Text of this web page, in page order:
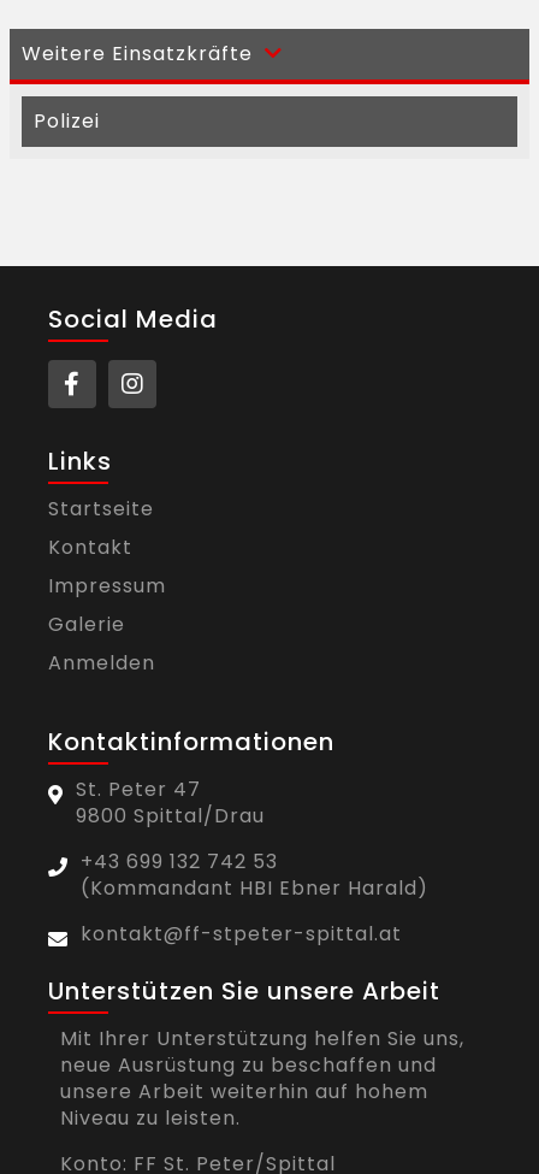
Weitere Einsatzkräfte
Polizei
Social Media
Links
Startseite
Kontakt
Impressum
Galerie
Anmelden
Kontaktinformationen
St. Peter 47
9800 Spittal/Drau
+43 699 132 742 53
(Kommandant HBI Ebner Harald)
kontakt@ff-stpeter-spittal.at
Unterstützen Sie unsere Arbeit
Mit Ihrer Unterstützung helfen Sie uns,
neue Ausrüstung zu beschaffen und
unsere Arbeit weiterhin auf hohem
Niveau zu leisten.
Konto: FF St. Peter/Spittal